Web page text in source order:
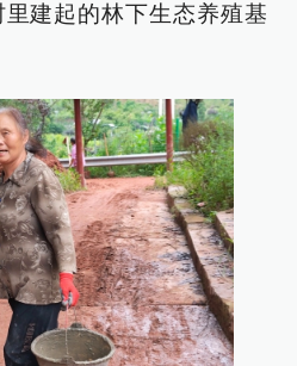
建起的林下生态养殖基